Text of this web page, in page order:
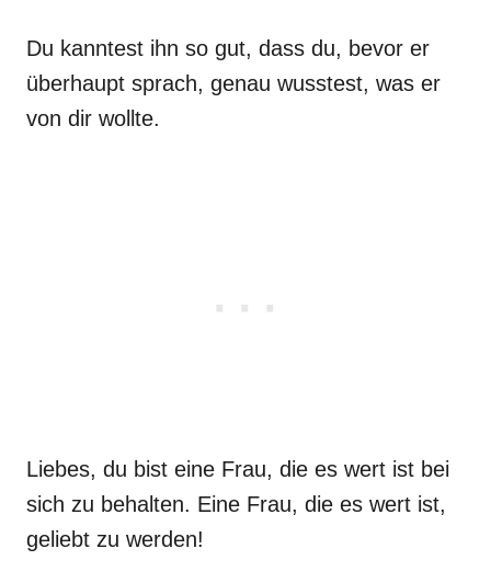
Du kanntest ihn so gut, dass du, bevor er
überhaupt sprach, genau wusstest, was er
von dir wollte.
Liebes, du bist eine Frau, die es wert ist bei
sich zu behalten. Eine Frau, die es wert ist,
geliebt zu werden!